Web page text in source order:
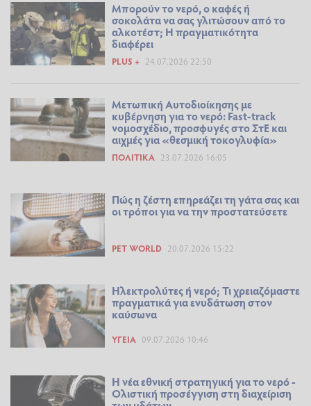
Μπορούν το νερό, ο καφές ή
σοκολάτα να σας γλιτώσουν από το
αλκοτέστ; Η πραγματικότητα
διαφέρει
PLUS + 24.07.2026 22:50
Μετωπική Αυτοδιοίκησης με
κυβέρνηση για το νερό: Fast-track
νομοσχέδιο, προσφυγές στο ΣτΕ και
αιχμές για «θεσμική τοκογλυφία»
ΠΟΛΙΤΙΚΆ 23.07.2026 16:05
Πώς η ζέστη επηρεάζει τη γάτα σας και
οι τρόποι για να την προστατεύσετε
PET WORLD 20.07.2026 15:22
Ηλεκτρολύτες ή νερό; Τι χρειαζόμαστε
πραγματικά για ενυδάτωση στον
καύσωνα
ΥΓΕΊΑ 09.07.2026 10:46
Η νέα εθνική στρατηγική για το νερό -
Ολιστική προσέγγιση στη διαχείριση